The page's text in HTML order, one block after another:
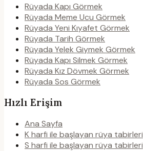
Rüyada Kapı Görmek
Rüyada Meme Ucu Görmek
Rüyada Yeni Kıyafet Görmek
Rüyada Tarih Görmek
Rüyada Yelek Giymek Görmek
Rüyada Kapı Silmek Görmek
Rüyada Kız Dövmek Görmek
Rüyada Sos Görmek
Hızlı Erişim
Ana Sayfa
K harfi ile başlayan rüya tabirleri
S harfi ile başlayan rüya tabirleri